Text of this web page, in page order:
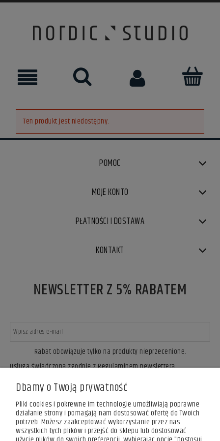
Ten produkt jest niedostępny.
POMOC
MOJE KONTO
PŁATNOŚCI I DOSTAWA
KONTAKT
NEWSLETTER Z 5% RABATEM
Rabat obowiązuje tylko na produkty nieprzecenione.
ZAPISZ SIĘ
Usługa świadczona zgodnie z Regulaminem newslettera.
Dbamy o Twoją prywatność
Pliki cookies i pokrewne im technologie umożliwiają poprawne
działanie strony i pomagają nam dostosować ofertę do Twoich
potrzeb. Możesz zaakceptować wykorzystanie przez nas
wszystkich tych plików i przejść do sklepu lub dostosować